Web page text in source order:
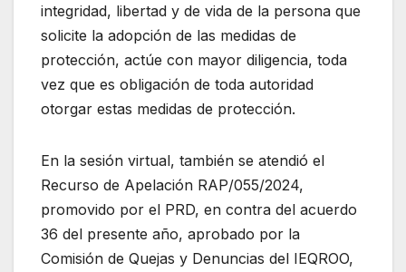
integridad, libertad y de vida de la persona que
solicite la adopción de las medidas de
protección, actúe con mayor diligencia, toda
vez que es obligación de toda autoridad
otorgar estas medidas de protección.
En la sesión virtual, también se atendió el
Recurso de Apelación RAP/055/2024,
promovido por el PRD, en contra del acuerdo
36 del presente año, aprobado por la
Comisión de Quejas y Denuncias del IEQROO,